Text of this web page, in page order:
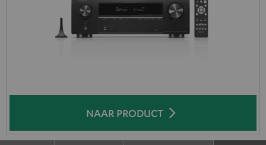
NAAR PRODUCT